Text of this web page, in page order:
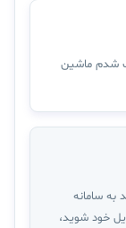
شدم ماشین
به سامانه
خود شوید،